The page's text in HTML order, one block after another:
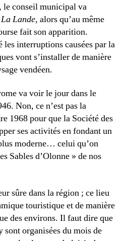
le conseil municipal va
La Lande, alors qu’au même
fait son apparition.
interruptions causées par la
vont s’installer de manière
vendéen.
va voir le jour dans le
Non, ce n’est pas la
1968 pour que la Société des
ses activités en fondant un
moderne… celui qu’on
Sables d’Olonne » de nos
sûre dans la région ; ce lieu
touristique et de manière
des environs. Il faut dire que
sont organisées du mois de